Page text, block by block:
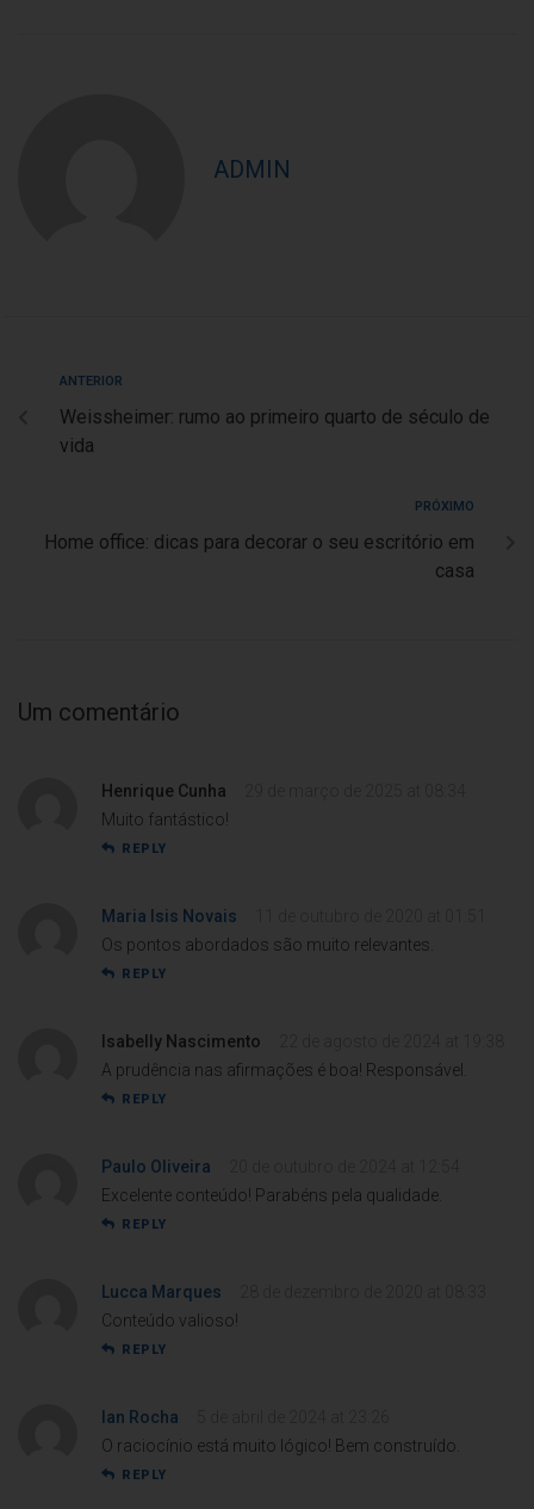
ADMIN
ANTERIOR
Weissheimer: rumo ao primeiro quarto de século de
vida
PRÓXIMO
Home office: dicas para decorar o seu escritório em
casa
Um comentário
Henrique Cunha
Muito fantástico!
REPLY
Maria Isis Novais
Os pontos abordados são muito relevantes.
REPLY
Isabelly Nascimento
A prudência nas afirmações é boa! Responsável.
REPLY
Paulo Oliveira
Excelente conteúdo! Parabéns pela qualidade.
REPLY
Lucca Marques
Conteúdo valioso!
REPLY
Ian Rocha
O raciocínio está muito lógico! Bem construído.
REPLY